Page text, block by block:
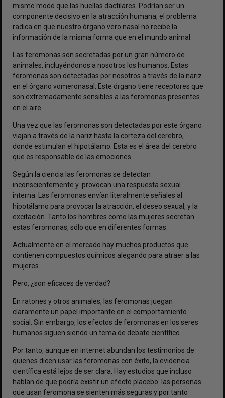
mismo modo que las huellas dactilares. Podrían ser un
componente decisivo en la atracción humana, el problema
radica en que nuestro órgano vero nasal no recibe la
información de la misma forma que en el mundo animal.
Las feromonas son secretadas por un gran número de
animales, incluyéndonos a nosotros los humanos. Estas
feromonas son detectadas por nosotros a través de la nariz
en el órgano vomeronasal. Este órgano tiene receptores que
son extremadamente sensibles a las feromonas presentes
en el aire.
Una vez que las feromonas son detectadas por este órgano
viajan a través de la nariz hasta la corteza del cerebro,
donde estimulan el hipotálamo. Esta es el área del cerebro
que es responsable de las emociones.
Según la ciencia las feromonas se detectan
inconscientemente y provocan una respuesta sexual
interna. Las feromonas envían literalmente señales al
hipotálamo para provocar la atracción, el deseo sexual, y la
excitación. Tanto los hombres como las mujeres secretan
estas feromonas, sólo que en diferentes formas.
Actualmente en el mercado hay muchos productos que
contienen compuestos químicos alegando para atraer a las
mujeres.
Pero, ¿son eficaces de verdad?
En ratones y otros animales, las feromonas juegan
claramente un papel importante en el comportamiento
social. Sin embargo, los efectos de feromonas en los seres
humanos siguen siendo un tema de debate científico.
Por tanto, aunque en internet abundan los testimonios de
quienes dicen usar las feromonas con éxito, la evidencia
científica está lejos de ser clara. Hay estudios que incluso
hablan de que podría existir un efecto placebo: las personas
que usan feromona se sienten más seguras y por tanto